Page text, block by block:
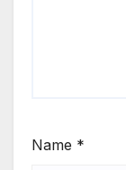
Name *